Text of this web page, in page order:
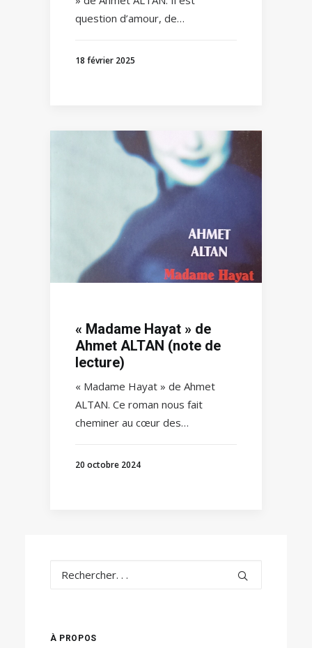
question d’amour, de…
18 février 2025
« Madame Hayat » de
Ahmet ALTAN (note de
lecture)
« Madame Hayat » de Ahmet
ALTAN. Ce roman nous fait
cheminer au cœur des…
20 octobre 2024
À PROPOS